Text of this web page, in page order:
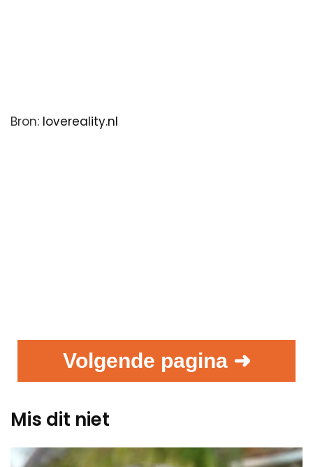
Bron: lovereality.nl
Volgende pagina ➜
Mis dit niet